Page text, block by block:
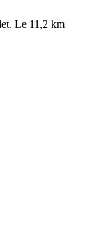
Le 11,2 km